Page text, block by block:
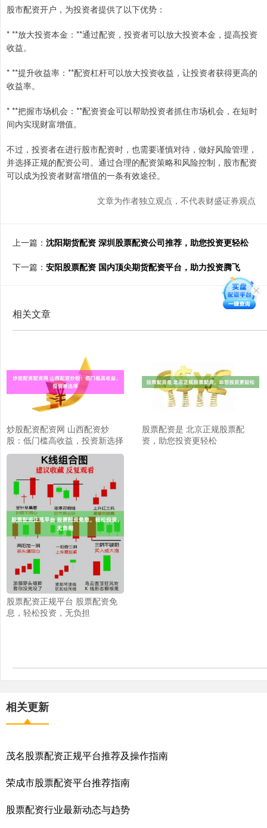
股市配资开户，为投资者提供了以下优势：
* **放大投资本金：**通过配资，投资者可以放大投资本金，提高投资
收益。
* **提升收益率：**配资杠杆可以放大投资收益，让投资者获得更高的
收益率。
* **把握市场机会：**配资资金可以帮助投资者抓住市场机会，在短时
间内实现财富增值。
不过，投资者在进行股市配资时，也需要谨慎对待，做好风险管理，
并选择正规的配资公司。通过合理的配资策略和风险控制，股市配资
可以成为投资者财富增值的一条有效途径。
文章为作者独立观点，不代表财盛证券观点
上一篇： 沈阳期货配资 深圳股票配资公司推荐，助您投资更轻松
下一篇： 安阳股票配资 国内顶尖期货配资平台，助力投资腾飞
相关文章
炒股配资配资网 山西配资炒
股：低门槛高收益，投资新选择
股票配资是 北京正规股票配
资，助您投资更轻松
股票配资正规平台 股票配资免
息，轻松投资，无负担
相关更新
茂名股票配资正规平台推荐及操作指南
荣成市股票配资平台推荐指南
股票配资行业最新动态与趋势